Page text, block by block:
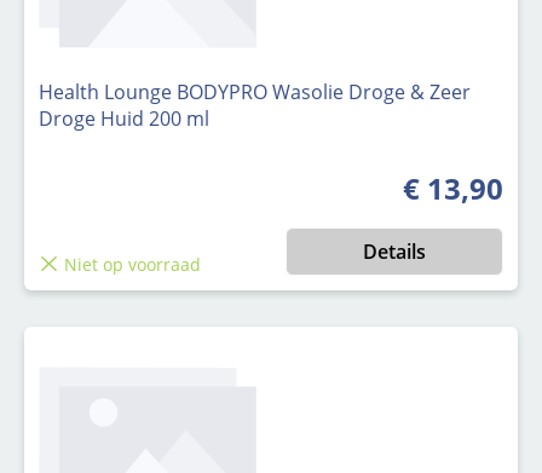
Health Lounge BODYPRO Wasolie Droge & Zeer
Droge Huid 200 ml
Normale
€ 13,90
Niet op voorraad Details